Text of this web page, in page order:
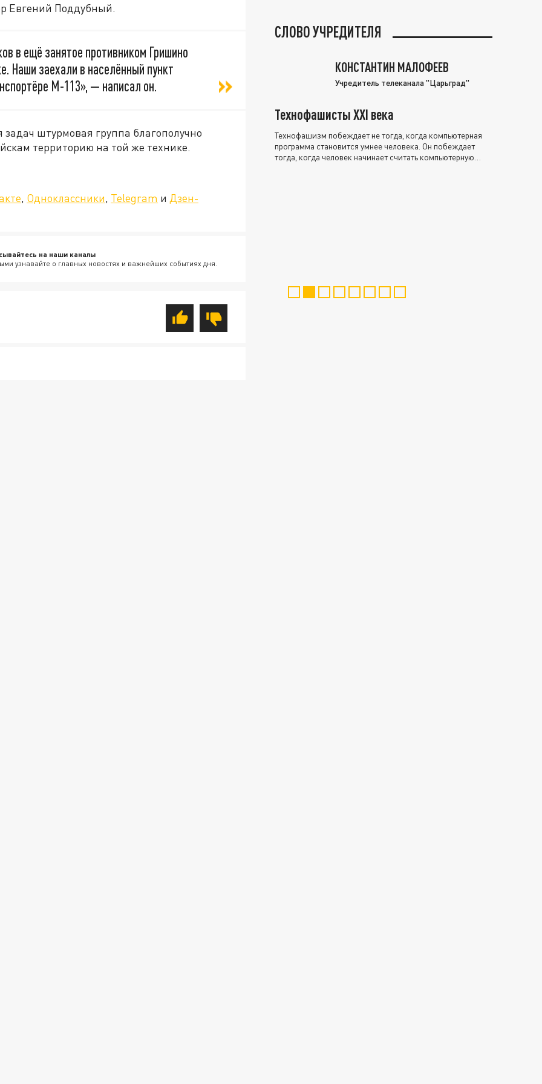
Евгений Поддубный.
в ещё занятое противником Гришино
Наши заехали в населённый пункт
М-113», — написал он.
штурмовая группа благополучно
территорию на той же технике.
, Одноклассники, Telegram и Дзен-
на наши каналы
узнавайте о главных новостях и важнейших событиях дня.
СЛОВО УЧРЕДИТЕЛЯ
КОНСТАНТИН МАЛОФЕЕВ
Учредитель телеканала "Царьград"
Технофашисты XXI века
Технофашизм побеждает не тогда, когда компьютерная
программа становится умнее человека. Он побеждает
тогда, когда человек начинает считать компьютерную